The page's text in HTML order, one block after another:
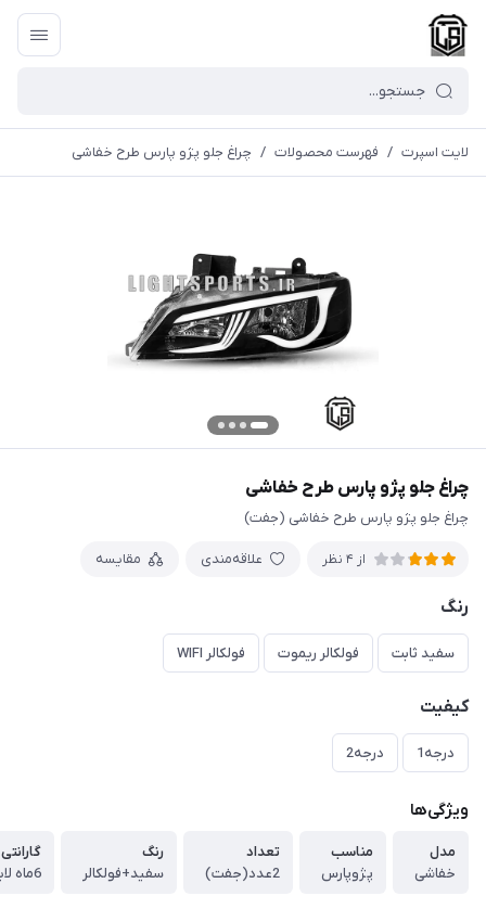
لایت اسپرت / فهرست محصولات / چراغ جلو پژو پارس طرح خفاشی
چراغ جلو پژو پارس طرح خفاشی
چراغ جلو پژو پارس طرح خفاشی (جفت)
از 4 نظر علاقه‌مندی مقایسه
رنگ
سفید ثابت فولکالر ریموت فولکالر WIFI
کیفیت
درجه1 درجه2
ویژگی‌ها
مدل
خفاشی
مناسب
پژوپارس
تعداد
2عدد(جفت)
رنگ
سفید+فولکالر
گارانتی
6ماه لایت اسپرت